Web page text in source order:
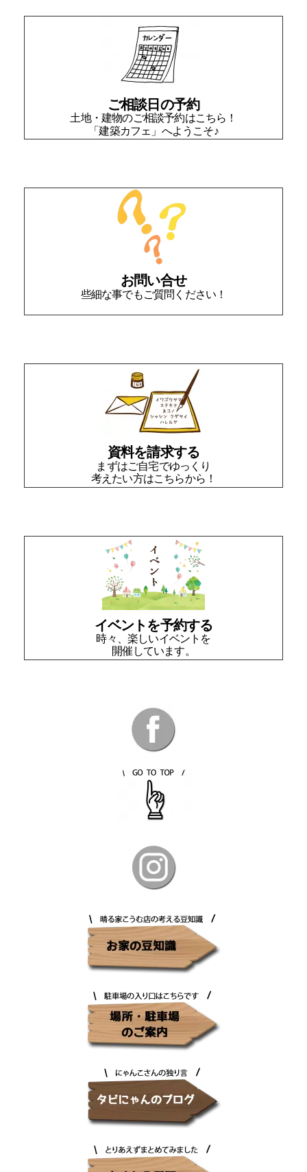
ご相談日の予約
土地・建物のご相談予約はこちら！
「建築カフェ」へようこそ♪
お問い合せ
些細な事でもご質問ください！
資料を請求する
まずはご自宅でゆっくり
考えたい方はこちらから！
イベントを予約する
時々、楽しいイベントを
開催しています。